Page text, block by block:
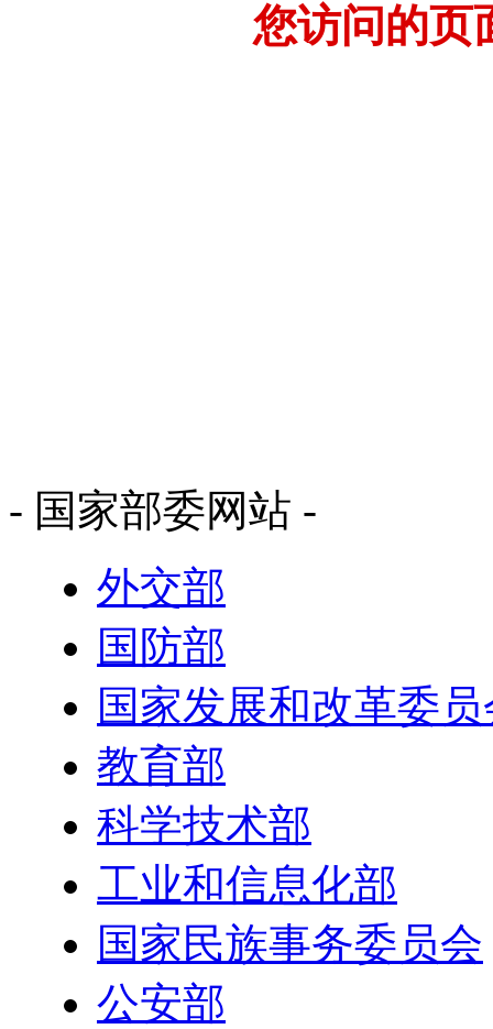
您访问的页
- 国家部委网站 -
外交部
国防部
国家发展和改革委
教育部
科学技术部
工业和信息化部
国家民族事务委员会
公安部